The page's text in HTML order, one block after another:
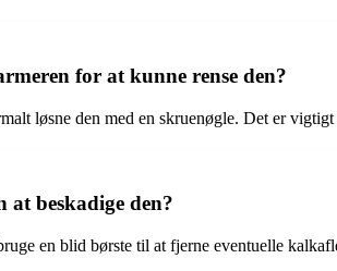
for at kunne rense den?
løsne den med en skruenøgle. Det er
at beskadige den?
en blid børste til at fjerne eventuelle